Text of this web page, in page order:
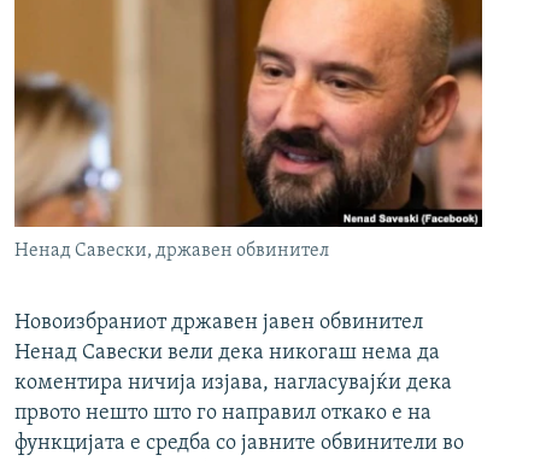
Ненад Савески, државен обвинител
Новоизбраниот државен јавен обвинител
Ненад Савески вели дека никогаш нема да
коментира ничија изјава, нагласувајќи дека
првото нешто што го направил откако е на
функцијата е средба со јавните обвинители во